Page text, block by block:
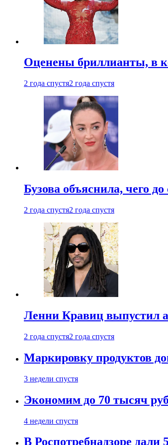
Оценены бриллианты, в
2 года спустя2 года спустя
Бузова объяснила, чего
2 года спустя2 года спустя
Ленни Кравиц выпустил
2 года спустя2 года спустя
Маркировку продуктов
3 недели спустя
Экономим до 70 тысяч
4 недели спустя
В Роспотребнадзоре